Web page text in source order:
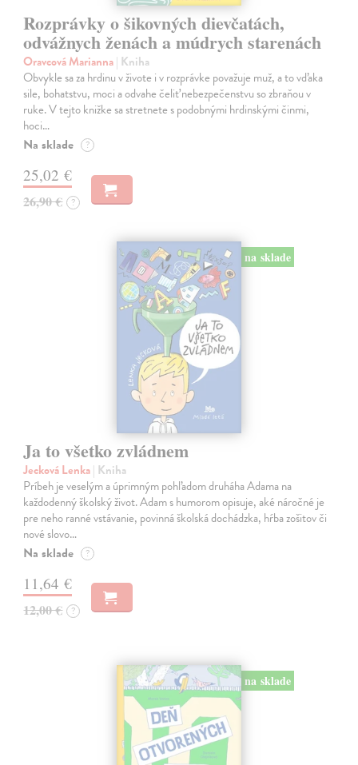
Rozprávky o šikovných dievčatách,
odvážnych ženách a múdrych starenách
Oravcová Marianna| Kniha
Obvykle sa za hrdinu v živote i v rozprávke považuje muž, a to vďaka
sile, bohatstvu, moci a odvahe čeliť nebezpečenstvu so zbraňou v
ruke. V tejto knižke sa stretnete s podobnými hrdinskými činmi,
hoci…
Na sklade ?
25,02 €
26,90 € ?
na sklade
Ja to všetko zvládnem
Jecková Lenka| Kniha
Príbeh je veselým a úprimným pohľadom druháha Adama na
každodenný školský život. Adam s humorom opisuje, aké náročné je
pre neho ranné vstávanie, povinná školská dochádzka, hŕba zošitov či
nové slovo…
Na sklade ?
11,64 €
12,00 € ?
na sklade